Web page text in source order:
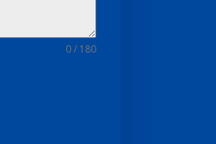
0 / 180